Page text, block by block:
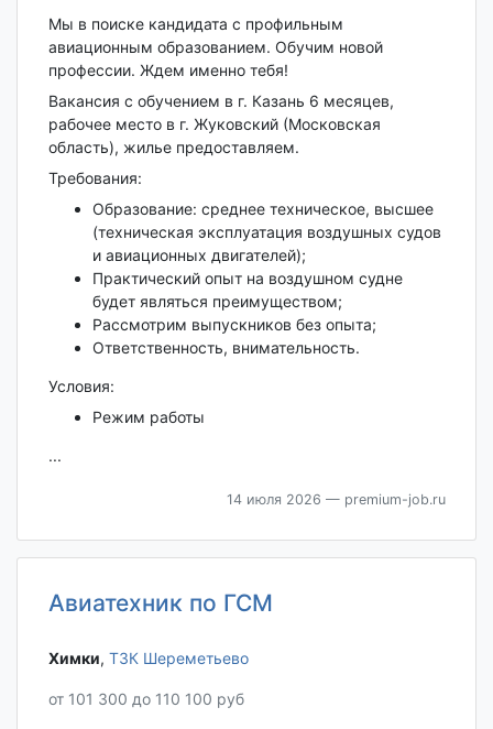
Мы в поиске кандидата с профильным
авиационным образованием. Обучим новой
профессии. Ждем именно тебя!
Вакансия с обучением в г. Казань 6 месяцев,
рабочее место в г. Жуковский (Московская
область), жилье предоставляем.
Требования:
Образование: среднее техническое, высшее
(техническая эксплуатация воздушных судов
и авиационных двигателей);
Практический опыт на воздушном судне
будет являться преимуществом;
Рассмотрим выпускников без опыта;
Ответственность, внимательность.
Условия:
Режим работы
...
14 июля 2026 — premium-job.ru
Авиатехник по ГСМ
Химки‎, ТЗК Шереметьево
от 101 300 до 110 100 руб